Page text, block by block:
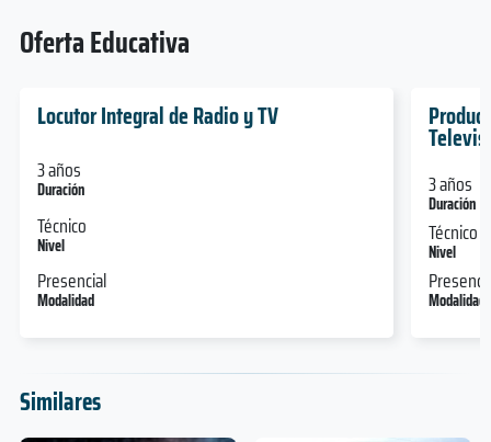
Oferta Educativa
Locutor Integral de Radio y TV
3 años
Duración
Técnico
Nivel
Presencial
Modalidad
3 años
Duración
Técnico
Nivel
Modalidad
Similares